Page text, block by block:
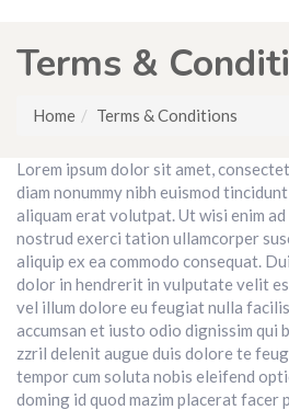
Terms &
Home Terms & Conditions
Lorem ipsum dolor sit amet,
diam nonummy nibh euismod
aliquam erat volutpat. Ut wisi enim ad
nostrud exerci tation ullamcorper
aliquip ex ea commodo consequat.
dolor in hendrerit in vulputate velit
vel illum dolore eu feugiat nulla
accumsan et iusto odio dignissim qui
zzril delenit augue duis dolore te
tempor cum soluta nobis eleifend
doming id quod mazim placerat facer